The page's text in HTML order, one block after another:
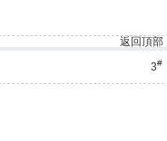
返回頂部
3#